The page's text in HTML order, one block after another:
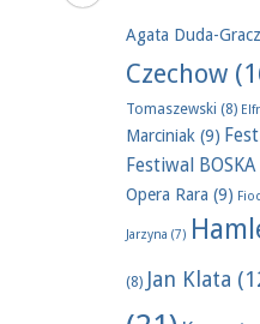
Agata Duda-Gracz
Czechow
Tomaszewski (8)
Marciniak(9)
Festiwal
Opera Rara (9)
Jarzyna (7)
(8) Jan Klata